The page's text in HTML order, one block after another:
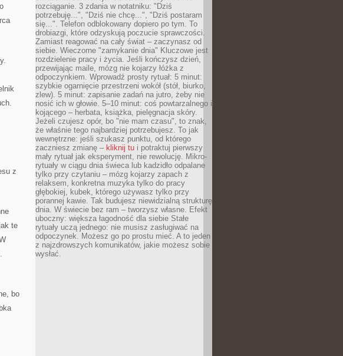
z
te
bo
rozciąganie. 3 zdania w notatniku: "Dziś
potrzebuję...", "Dziś nie chcę...", "Dziś postaram
się...". Telefon odblokowany dopiero po tym. To
drobiazgi, które odzyskują poczucie sprawczości.
Zamiast reagować na cały świat – zaczynasz od
siebie. Wieczorne "zamykanie dnia" Kluczowe jest
rozdzielenie pracy i życia. Jeśli kończysz dzień,
przewijając maile, mózg nie kojarzy łóżka z
odpoczynkiem. Wprowadź prosty rytuał: 5 minut:
szybkie ogarnięcie przestrzeni wokół (stół, biurko,
zlew). 5 minut: zapisanie zadań na jutro, żeby nie
nosić ich w głowie. 5–10 minut: coś powtarzalnego i
kojącego – herbata, książka, pielęgnacja skóry.
Jeżeli czujesz opór, bo "nie mam czasu", to znak,
że właśnie tego najbardziej potrzebujesz. To jak
wewnętrzne: jeśli szukasz punktu, od którego
zaczniesz zmianę – kliknij tu i potraktuj pierwszy
mały rytuał jak eksperyment, nie rewolucję. Mikro-
rytuały w ciągu dnia świeca lub kadzidło odpalane
tylko przy czytaniu – mózg kojarzy zapach z
relaksem, konkretna muzyka tylko do pracy
głębokiej, kubek, którego używasz tylko przy
porannej kawie. Tak budujesz niewidzialną strukturę
dnia. W świecie bez ram – tworzysz własne. Efekt
uboczny: większa łagodność dla siebie Stałe
rytuały uczą jednego: nie musisz zasługiwać na
odpoczynek. Możesz go po prostu mieć. A to jeden
z najzdrowszych komunikatów, jakie możesz sobie
wysłać.